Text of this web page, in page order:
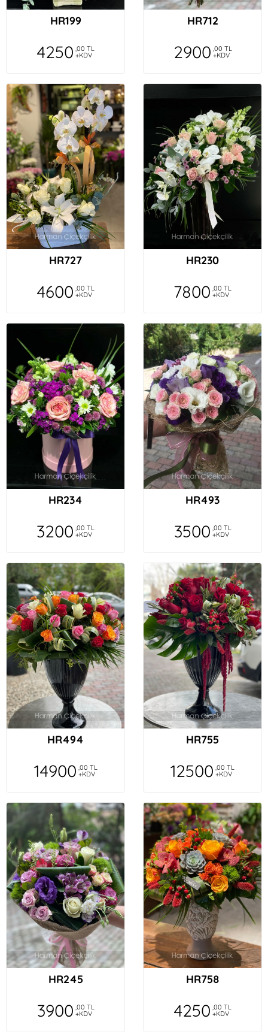
HR199
4250 ,00 TL
+KDV
HR712
2900 ,00 TL
+KDV
HR727
4600 ,00 TL
+KDV
HR230
7800 ,00 TL
+KDV
HR234
3200 ,00 TL
+KDV
HR493
3500 ,00 TL
+KDV
HR494
14900 ,00 TL
+KDV
HR755
12500 ,00 TL
+KDV
HR245
3900 ,00 TL
+KDV
HR758
4250 ,00 TL
+KDV